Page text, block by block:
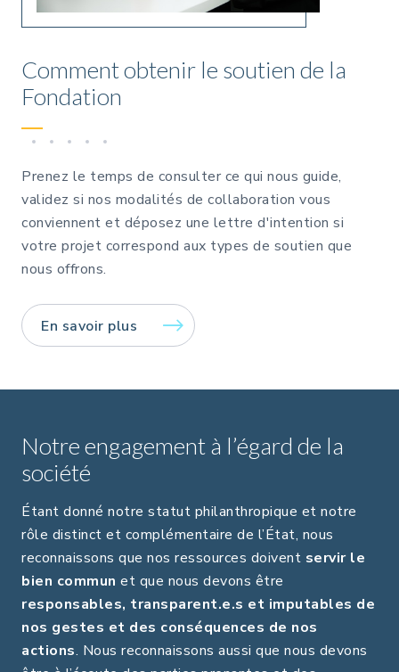
Comment obtenir le soutien de la
Fondation
Prenez le temps de consulter ce qui nous guide,
validez si nos modalités de collaboration vous
conviennent et déposez une lettre d'intention si
votre projet correspond aux types de soutien que
nous offrons.
En savoir plus
Notre engagement à l’égard de la
société
Étant donné notre statut philanthropique et notre
rôle distinct et complémentaire de l’État, nous
reconnaissons que nos ressources doivent servir le
bien commun et que nous devons être
responsables, transparent.e.s et imputables de
nos gestes et des conséquences de nos
actions. Nous reconnaissons aussi que nous devons